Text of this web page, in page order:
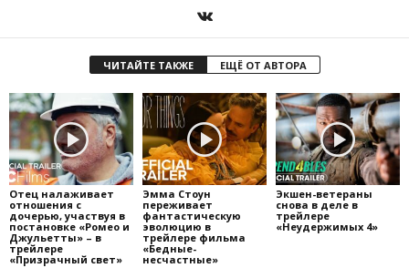
ЧИТАЙТЕ ТАКЖЕ ЕЩЁ ОТ АВТОРА
Отец налаживает
отношения с
дочерью, участвуя в
постановке «Ромео и
Джульетты» – в
трейлере
«Призрачный свет»
Эмма Стоун
переживает
фантастическую
эволюцию в
трейлере фильма
«Бедные-
несчастные»
Экшен-ветераны
снова в деле в
трейлере
«Неудержимых 4»